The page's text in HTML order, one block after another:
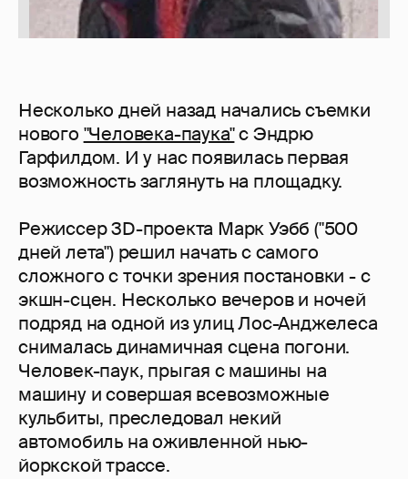
Несколько дней назад начались съемки
нового "Человека-паука"с Эндрю
Гарфилдом. И у нас появилась первая
возможность заглянуть на площадку.
Режиссер 3D-проекта Марк Уэбб ("500
дней лета") решил начать с самого
сложного с точки зрения постановки - с
экшн-сцен. Несколько вечеров и ночей
подряд на одной из улиц Лос-Анджелеса
снималась динамичная сцена погони.
Человек-паук, прыгая с машины на
машину и совершая всевозможные
кульбиты, преследовал некий
автомобиль на оживленной нью-
йоркской трассе.